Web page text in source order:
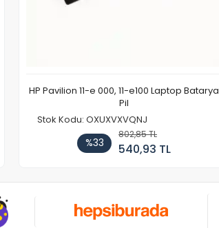
HP Pavilion 11-e 000, 11-e100 Laptop Batarya
Pil
Stok Kodu: OXUXVXVQNJ
%33
802,85 TL
540,93 TL